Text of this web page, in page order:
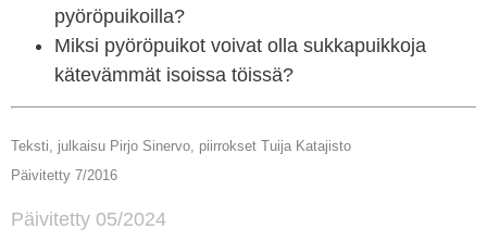
pyöröpuikoilla?
Miksi pyöröpuikot voivat olla sukkapuikkoja
kätevämmät isoissa töissä?
Teksti, julkaisu Pirjo Sinervo, piirrokset Tuija Katajisto
Päivitetty 7/2016
Päivitetty 05/2024